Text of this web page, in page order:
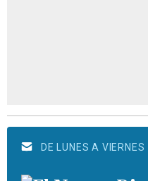
DE LUNES A VIERNES